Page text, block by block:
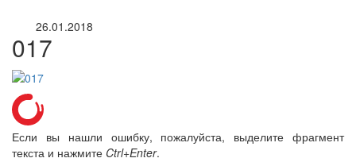
26.01.2018
017
Если вы нашли ошибку, пожалуйста, выделите фрагмент
текста и нажмите Ctrl+Enter.